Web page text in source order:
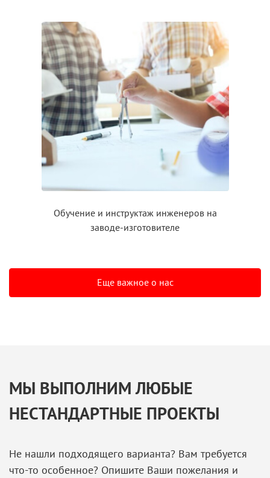
Обучение и инструктажинженеров на
заводе-изготовителе
Еще важное о нас
МЫ ВЫПОЛНИМ ЛЮБЫЕ
НЕСТАНДАРТНЫЕ ПРОЕКТЫ
Не нашли подходящего варианта? Вам требуется
что-то особенное? Опишите Ваши пожелания и